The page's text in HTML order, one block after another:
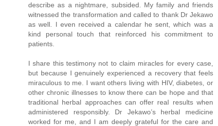
describe as a nightmare, subsided. My family and friends
witnessed the transformation and called to thank Dr Jekawo
as well. I even received a calendar he sent, which was a
kind personal touch that reinforced his commitment to
patients.
I share this testimony not to claim miracles for every case,
but because I genuinely experienced a recovery that feels
miraculous to me. I want others living with HIV, diabetes, or
other chronic illnesses to know there can be hope and that
traditional herbal approaches can offer real results when
administered responsibly. Dr Jekawo’s herbal medicine
worked for me, and I am deeply grateful for the care and